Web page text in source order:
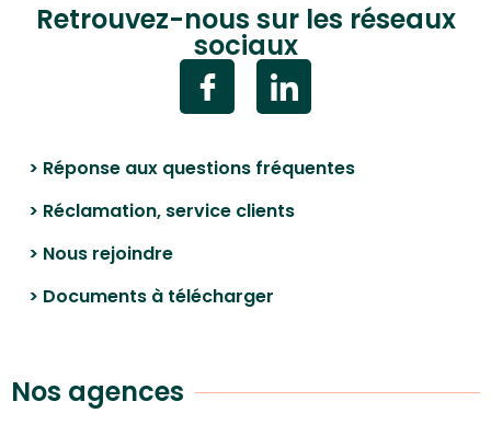
Retrouvez-nous sur les réseaux
sociaux
> Réponse aux questions fréquentes
> Réclamation, service clients
> Nous rejoindre
> Documents à télécharger
Nos agences